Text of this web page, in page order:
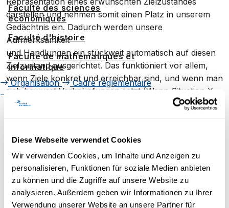
Diese Webseite verwendet Cookies
Wir verwenden Cookies, um Inhalte und Anzeigen zu
personalisieren, Funktionen für soziale Medien anbieten
zu können und die Zugriffe auf unsere Website zu
analysieren. Außerdem geben wir Informationen zu Ihrer
Verwendung unserer Website an unsere Partner für
Faculté des sciences
économiques
Faculté d'histoire
Faculté de mathématiques et
informatique
Organisation
Cadre réglementaire
darstellen und nehmen somit einen Platz in unserem
Gedächtnis ein. Dadurch werden unsere
Aufmerksamkeit
und Handlungen ein stückweit automatisch auf diesen
Zielzustand ausgerichtet. Das funktioniert vor allem,
wenn Ziele konkret und erreichbar sind, und wenn man
sich bewusst Verknüpfungen setzt (Wenn Situation X
eintritt, werde ich . . .). Lediglich das Schwelgen in
Stimmungsschub.
Erfahren Sie mehr über die
Forschung in Psychologie